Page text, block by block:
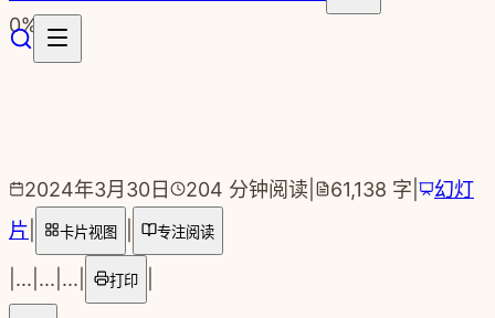
跳转到主要内容
0%
2024年3月30日 204 分钟阅读 61,138 字
幻灯
片
卡片视图 专注阅读
... ... ... 打印